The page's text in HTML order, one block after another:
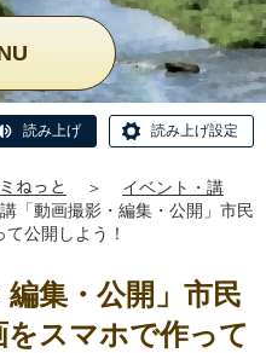
読み上げ 読み上げ設定
ねっと ＞
イベント・講
「動画撮影・編集・公開」市民
公開しよう！
集・公開」市民
スマホで作って